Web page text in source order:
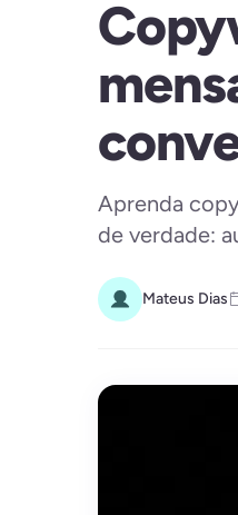
Aprenda
de verdade:
Mateus Dias